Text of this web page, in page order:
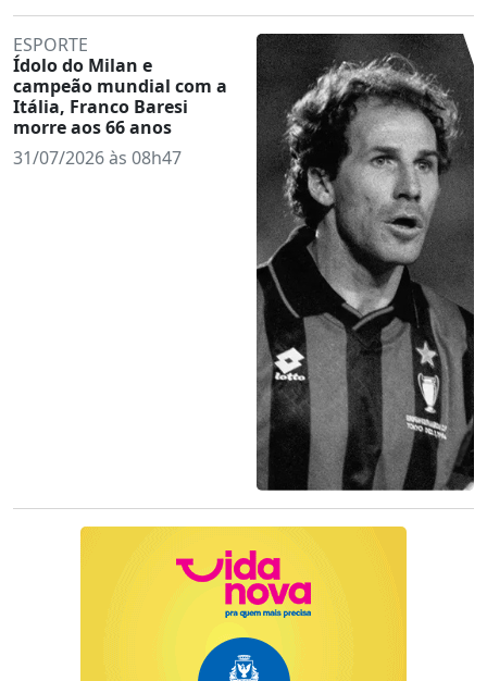
ESPORTE
Ídolo do Milan e
campeão mundial com a
Itália, Franco Baresi
morre aos 66 anos
31/07/2026 às 08h47